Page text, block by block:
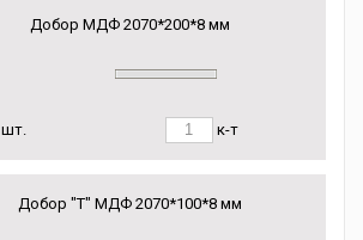
Добор МДФ 2070*200*8 мм
шт. к-т
Добор "Т" МДФ 2070*100*8 мм